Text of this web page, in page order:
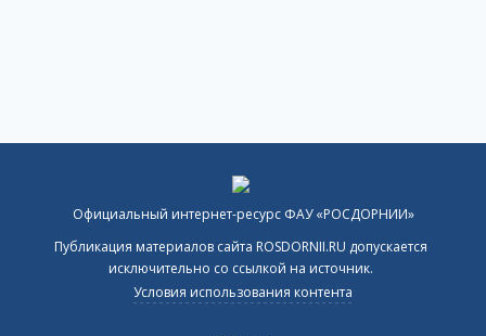
Официальный интернет-ресурс ФАУ «РОСДОРНИИ»
Публикация материалов сайта ROSDORNII.RU допускается
исключительно со ссылкой на источник.
Условия использования контента